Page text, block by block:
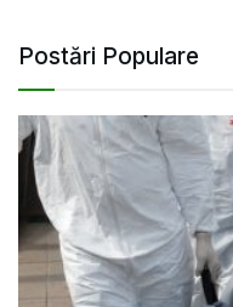
Postări Populare